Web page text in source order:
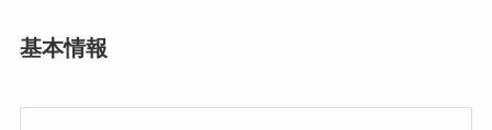
基本情報